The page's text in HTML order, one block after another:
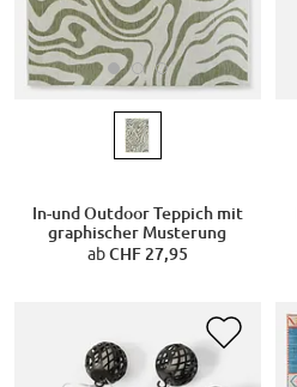
In-und Outdoor Teppich mit
graphischer Musterung
abCHF 27,95